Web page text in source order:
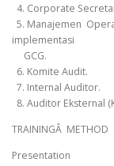
4. Corporate
5. Manajemen
implementasi
GCG.
6. Komite Audit.
7. Internal Auditor.
8. Auditor Eksternal
TRAININGÂ METHOD
Presentation